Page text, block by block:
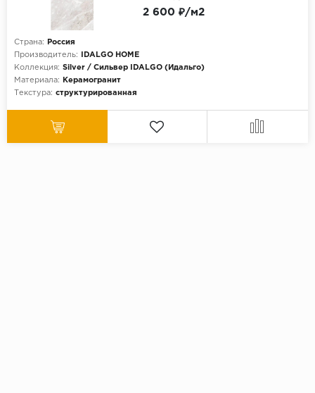
Страна:
Россия
Производитель:
IDALGO HOME
Коллекция: Silver / Сильвер IDALGO (Идальго)
Материала:
Керамогранит
Текстура: структурированная
2 600 ₽/м2